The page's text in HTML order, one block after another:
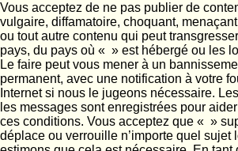
Vous acceptez de ne pas publier de
vulgaire, diffamatoire, choquant,
ou tout autre contenu qui peut
pays, du pays où « » est hébergé ou les
Le faire peut vous mener à un
permanent, avec une notification à votre
Internet si nous le jugeons nécessaire.
les messages sont enregistrées pour
ces conditions. Vous acceptez que « »
déplace ou verrouille n’importe quel sujet